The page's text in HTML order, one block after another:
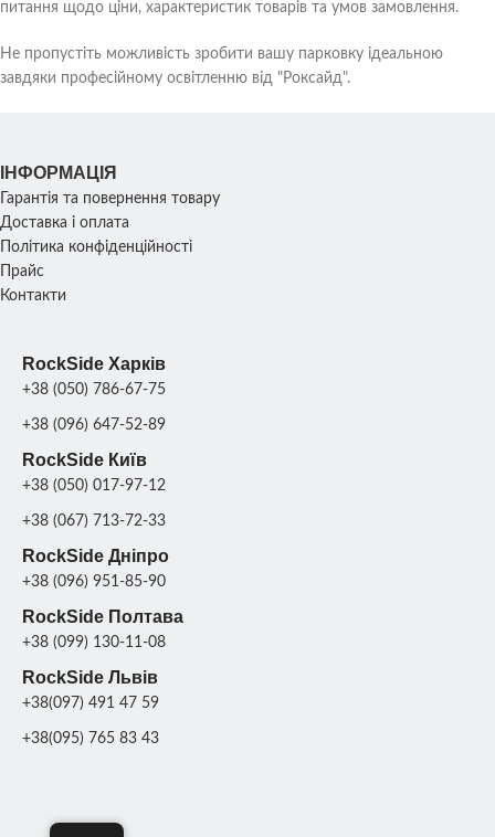
питання щодо ціни, характеристик товарів та умов замовлення.
Не пропустіть можливість зробити вашу парковку ідеальною
завдяки професійному освітленню від "Роксайд".
ІНФОРМАЦІЯ
Гарантія та повернення товару
Доставка і оплата
Політика конфіденційності
Прайс
Контакти
RockSide Харків
+38 (050) 786-67-75
+38 (096) 647-52-89
RockSide Київ
+38 (050) 017-97-12
+38 (067) 713-72-33
RockSide Дніпро
+38 (096) 951-85-90
RockSide Полтава
+38 (099) 130-11-08
RockSide Львів
+38(097) 491 47 59
+38(095) 765 83 43